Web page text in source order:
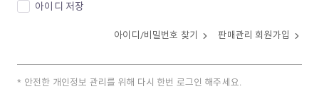
아이디 저장
아이디/비밀번호 찾기 판매관리 회원가입
안전한 개인정보 관리를 위해 다시 한번 로그인 해주세요.